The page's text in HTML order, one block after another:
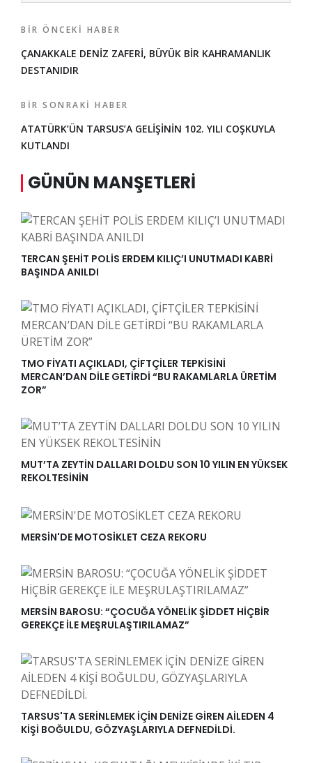
BIR ÖNCEKI HABER
ÇANAKKALE DENİZ ZAFERİ, BÜYÜK BİR KAHRAMANLIK
DESTANIDIR
BIR SONRAKI HABER
ATATÜRK’ÜN TARSUS’A GELİŞİNİN 102. YILI COŞKUYLA
KUTLANDI
GÜNÜN MANŞETLERI
TERCAN ŞEHİT POLİS ERDEM KILIÇ’I UNUTMADI KABRİ
BAŞINDA ANILDI
TMO FİYATI AÇIKLADI, ÇİFTÇİLER TEPKİSİNİ
MERCAN’DAN DİLE GETİRDİ “BU RAKAMLARLA ÜRETİM
ZOR”
MUT’TA ZEYTİN DALLARI DOLDU SON 10 YILIN EN YÜKSEK
REKOLTESİNİN
MERSİN'DE MOTOSİKLET CEZA REKORU
MERSİN BAROSU: “ÇOCUĞA YÖNELİK ŞİDDET HİÇBİR
GEREKÇE İLE MEŞRULAŞTIRILAMAZ”
TARSUS'TA SERİNLEMEK İÇİN DENİZE GİREN AİLEDEN 4
KİŞİ BOĞULDU, GÖZYAŞLARIYLA DEFNEDİLDİ.